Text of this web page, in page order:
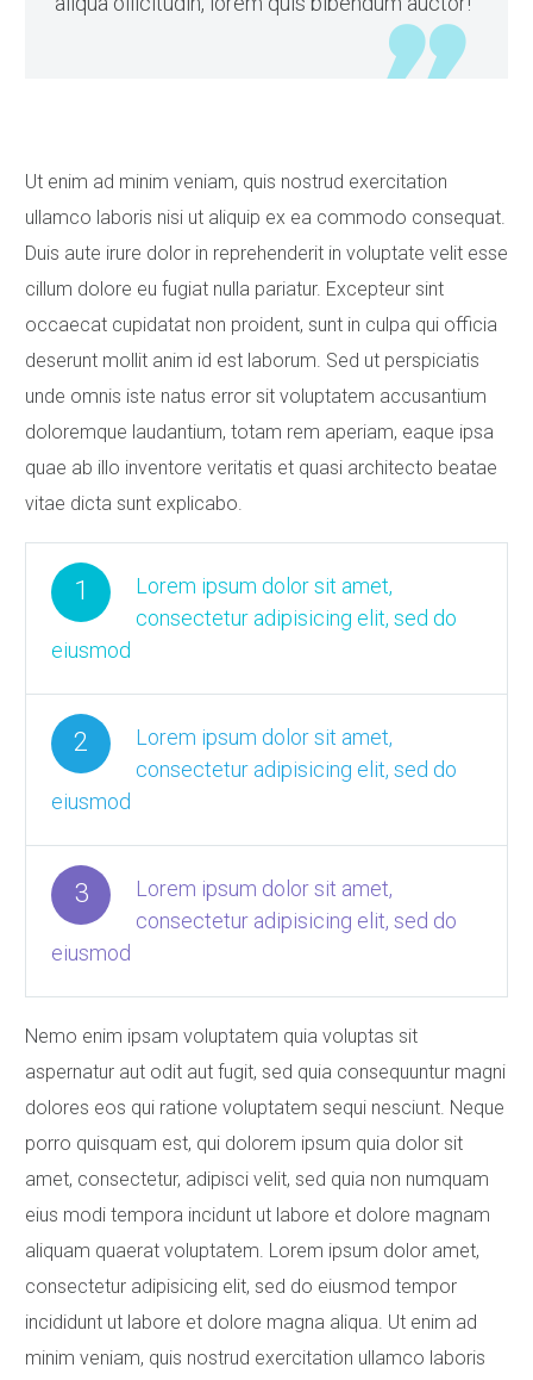
Ut enim ad minim veniam, quis nostrud exercitation
ullamco laboris nisi ut aliquip ex ea commodo consequat.
Duis aute irure dolor in reprehenderit in voluptate velit esse
cillum dolore eu fugiat nulla pariatur. Excepteur sint
occaecat cupidatat non proident, sunt in culpa qui officia
deserunt mollit anim id est laborum. Sed ut perspiciatis
unde omnis iste natus error sit voluptatem accusantium
doloremque laudantium, totam rem aperiam, eaque ipsa
quae ab illo inventore veritatis et quasi architecto beatae
vitae dicta sunt explicabo.
1
Lorem ipsum dolor sit amet,
consectetur adipisicing elit, sed do
eiusmod
2
Lorem ipsum dolor sit amet,
consectetur adipisicing elit, sed do
eiusmod
3
Lorem ipsum dolor sit amet,
consectetur adipisicing elit, sed do
eiusmod
Nemo enim ipsam voluptatem quia voluptas sit
aspernatur aut odit aut fugit, sed quia consequuntur magni
dolores eos qui ratione voluptatem sequi nesciunt. Neque
porro quisquam est, qui dolorem ipsum quia dolor sit
amet, consectetur, adipisci velit, sed quia non numquam
eius modi tempora incidunt ut labore et dolore magnam
aliquam quaerat voluptatem. Lorem ipsum dolor amet,
consectetur adipisicing elit, sed do eiusmod tempor
incididunt ut labore et dolore magna aliqua. Ut enim ad
minim veniam, quis nostrud exercitation ullamco laboris